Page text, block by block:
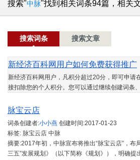
搜索"中脉"找到相关词条94篇，相关
搜索词条 搜索文章
新经济百科网用户如何免费获得推广
新经济百科网用户，凡积分超过20分，即可申请
接扣除您的个人积分。您可以通过继续创建词条
脉宝云店
词条创建者:小小燕 创建时间:2017-01-23
标签: 脉宝云店 中脉
摘要:2017年初，中脉宣布将推出“脉宝云店”，
三五”发展规划》（以下简称《规划》），明确